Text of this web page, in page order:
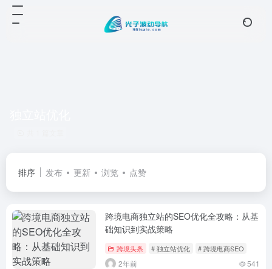
排序 发布 更新 浏览 点赞
跨境电商独立站的SEO优化全攻略：从基
础知识到实战策略
跨境头条 # 独立站优化 # 跨境电商SEO
2年前 541